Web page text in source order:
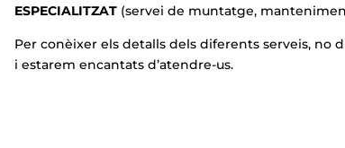
ESPECIALITZAT (servei de muntatge,
Per conèixer els detalls dels diferents serveis, no
i estarem encantats d’atendre-us.